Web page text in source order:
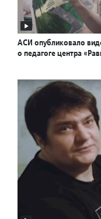
АСИ опубликовало
о педагоге центра